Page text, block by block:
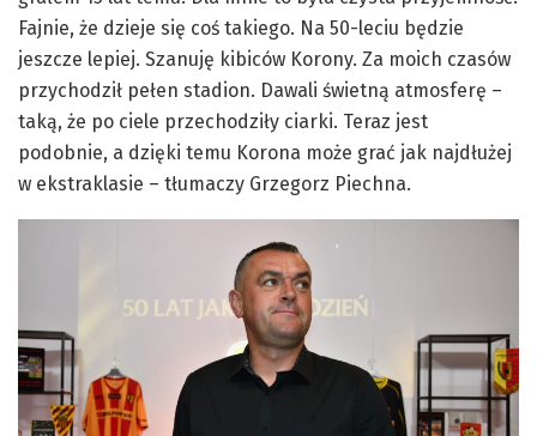
Fajnie, że dzieje się coś takiego. Na 50-leciu będzie
jeszcze lepiej. Szanuję kibiców Korony. Za moich czasów
przychodził pełen stadion. Dawali świetną atmosferę –
taką, że po ciele przechodziły ciarki. Teraz jest
podobnie, a dzięki temu Korona może grać jak najdłużej
w ekstraklasie – tłumaczy Grzegorz Piechna.